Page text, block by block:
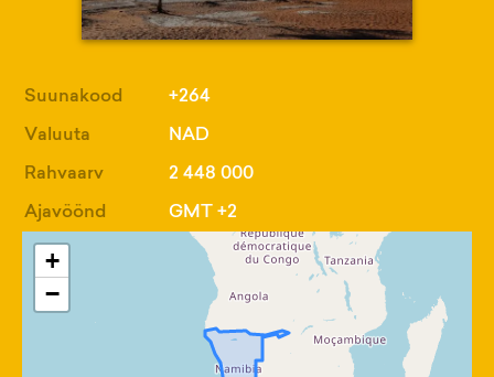
Suunakood
+264
Valuuta
NAD
Rahvaarv
2 448 000
Ajavöönd
GMT +2
+
−